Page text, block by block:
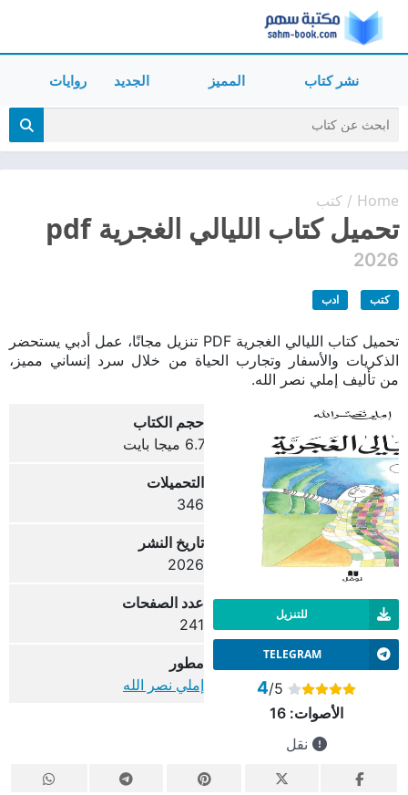
نشر كتاب المميز الجديد روايات
Home
/ كتب
تحميل كتاب الليالي الغجرية pdf
2026
كتب ادب
تحميل كتاب الليالي الغجرية PDF تنزيل مجانًا، عمل أدبي يستحضر
الذكريات والأسفار وتجارب الحياة من خلال سرد إنساني مميز،
من تأليف إملي نصر الله.
للتنزيل
TELEGRAM
4/5
الأصوات:16
نقل
حجم الكتاب
6.7 ميجا بايت
التحميلات
346
تاريخ النشر
2026
عدد الصفحات
241
مطور
إملي نصر الله